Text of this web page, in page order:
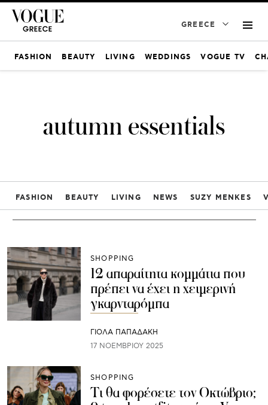
GREECE
FASHION BEAUTY LIVING WEDDINGS VOGUE TV
autumn essentials
FASHION BEAUTY LIVING NEWS SUZY MENKES
SHOPPING
12 απαραίτητα κομμάτια που
πρέπει να έχει η χειμερινή
γκαρνταρόμπα
ΓΙΌΛΑ ΠΑΠΑΔΆΚΗ
17 ΝΟΕΜΒΡΊΟΥ 2025
SHOPPING
Τι θα φορέσετε τον Οκτώβριο;